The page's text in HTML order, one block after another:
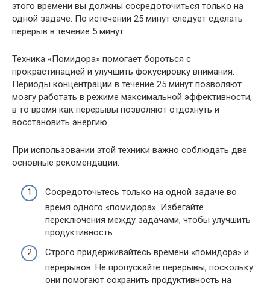
этого времени вы должны сосредоточиться только на
одной задаче. По истечении 25 минут следует сделать
перерыв в течение 5 минут.
Техника «Помидора» помогает бороться с
прокрастинацией и улучшить фокусировку внимания.
Периоды концентрации в течение 25 минут позволяют
мозгу работать в режиме максимальной эффективности,
в то время как перерывы позволяют отдохнуть и
восстановить энергию.
При использовании этой техники важно соблюдать две
основные рекомендации:
Сосредоточьтесь только на одной задаче во
время одного «помидора». Избегайте
переключения между задачами, чтобы улучшить
продуктивность.
Строго придерживайтесь времени «помидора» и
перерывов. Не пропускайте перерывы, поскольку
они помогают сохранить продуктивность на